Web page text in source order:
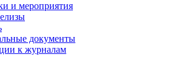
и мероприятия
документы
к журналам